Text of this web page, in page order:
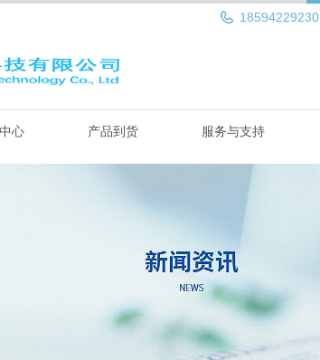
18594229230
心 产品到货 服务与支持